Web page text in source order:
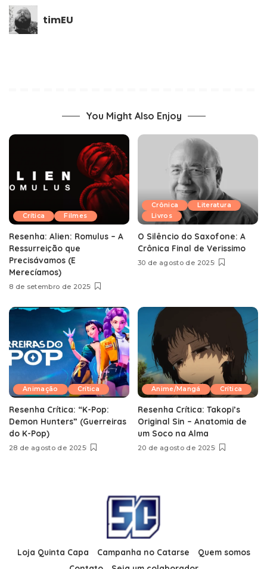
timEU
You Might Also Enjoy
Crítica Filmes
Resenha: Alien: Romulus – A
Ressurreição que
Precisávamos (E
Merecíamos)
8 de setembro de 2025
Crônica
Literatura
Livros
O Silêncio do Saxofone: A
Crônica Final de Verissimo
30 de agosto de 2025
Animação Crítica
Resenha Crítica: “K-Pop:
Demon Hunters” (Guerreiras
do K-Pop)
28 de agosto de 2025
Anime/Mangá Crítica
Resenha Crítica: Takopi’s
Original Sin – Anatomia de
um Soco na Alma
20 de agosto de 2025
Loja Quinta Capa Campanha no Catarse
Quem somos